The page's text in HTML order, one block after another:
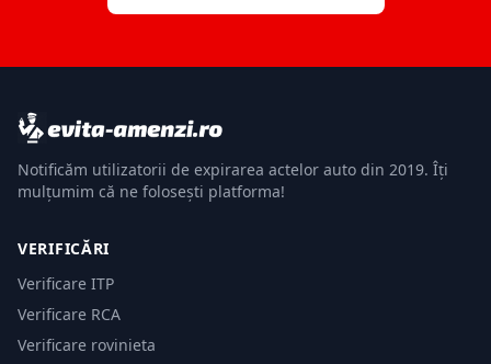
Notificăm utilizatorii de expirarea actelor auto din 2019. Îți
mulțumim că ne folosești platforma!
VERIFICĂRI
Verificare ITP
Verificare RCA
Verificare rovinieta